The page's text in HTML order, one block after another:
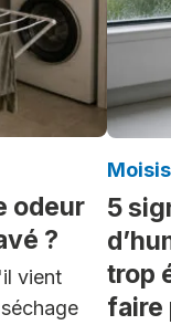
odeur
?
vient
5
trop
faire